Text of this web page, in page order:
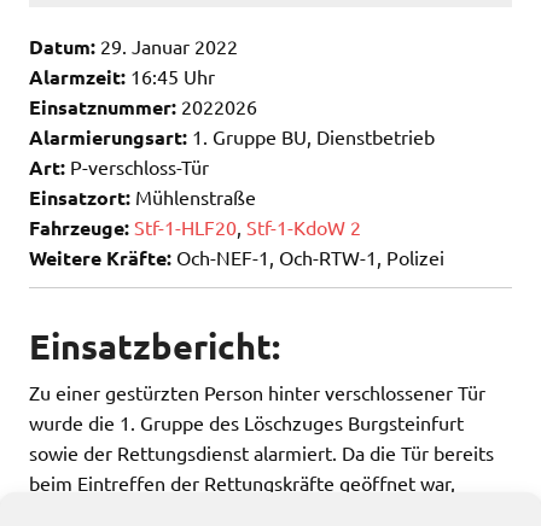
Datum: 29. Januar 2022
Alarmzeit: 16:45 Uhr
Einsatznummer: 2022026
Alarmierungsart: 1. Gruppe BU, Dienstbetrieb
Art: P-verschloss-Tür
Einsatzort: Mühlenstraße
Fahrzeuge: Stf-1-HLF20 Stf-1-KdoW 2
Weitere Kräfte: Och-NEF-1, Och-RTW-1, Polizei
Einsatzbericht:
Zu einer gestürzten Person hinter verschlossener Tür
wurde die 1. Gruppe des Löschzuges Burgsteinfurt
sowie der Rettungsdienst alarmiert. Da die Tür bereits
beim Eintreffen der Rettungskräfte geöffnet war,